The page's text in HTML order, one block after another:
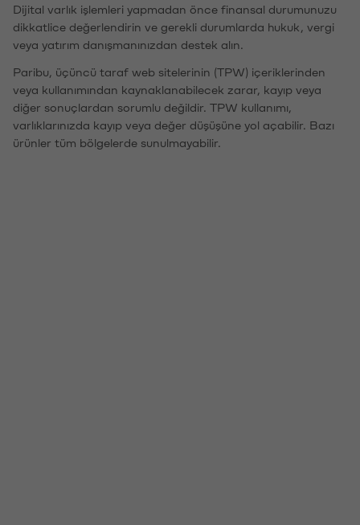
Dijital varlık işlemleri yapmadan önce finansal durumunuzu
dikkatlice değerlendirin ve gerekli durumlarda hukuk, vergi
veya yatırım danışmanınızdan destek alın.
Paribu, üçüncü taraf web sitelerinin (TPW) içeriklerinden
veya kullanımından kaynaklanabilecek zarar, kayıp veya
diğer sonuçlardan sorumlu değildir. TPW kullanımı,
varlıklarınızda kayıp veya değer düşüşüne yol açabilir. Bazı
ürünler tüm bölgelerde sunulmayabilir.